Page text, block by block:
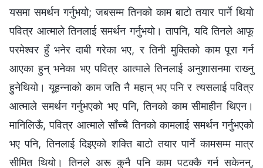
यसमा समर्थन गर्नुभयो; जबसम्म तिनको काम बाटो तयार पार्ने थियो
पवित्र आत्माले तिनलाई समर्थन गर्नुभयो। तापनि, यदि तिनले आफू
परमेश्‍वर हुँ भनेर दाबी गरेका भए, र तिनी मुक्तिको काम पूरा गर्न
आएका हुन् भनेका भए पवित्र आत्माले तिनलाई अनुशासनमा राख्‍नु
हुनेथियो। यूहन्नाको काम जति नै महान् भए पनि र त्यसलाई पवित्र
आत्माले समर्थन गर्नुभएको भए पनि, तिनको काम सीमाहीन थिएन।
मानिलिऊँ, पवित्र आत्माले साँच्चै तिनको कामलाई समर्थन गर्नुभएको
भए पनि, तिनलाई दिइएको शक्ति बाटो तयार पार्ने कामसम्म मात्र
सीमित थियो। तिनले अरू कुनै पनि काम पटक्कै गर्न सकेनन्,